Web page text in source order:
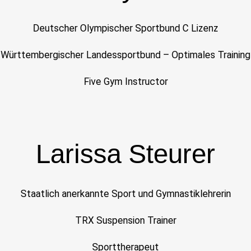
Deutscher Olympischer Sportbund C Lizenz
Württembergischer Landessportbund – Optimales Training
Five Gym Instructor
Larissa Steurer
Staatlich anerkannte Sport und Gymnastiklehrerin
TRX Suspension Trainer
Sporttherapeut